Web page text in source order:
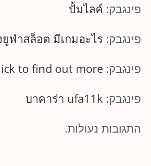
פינגבק: ปั้มไลค์
פינגבק: ยูฟ่าสล็อต มีเกมอะไร
פינגבק: to find out more
פינגבק: บาคาร่า ufa11k
התגובות נעולות.